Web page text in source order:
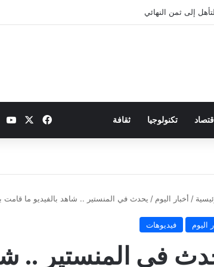
إلى ثمن النهائي
تكنولوجيا ثقافة فيسبوك
/ أخبار اليوم / يحدث في المنستير .. شاهد بالفيديو ما
اليوم فيديوهات
في المنستير ..